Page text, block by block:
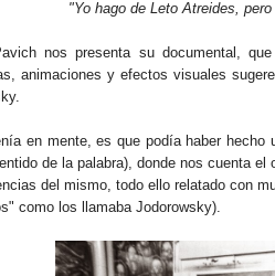
"Yo hago de Leto Atreides,
nos presenta su documental,
animaciones y efectos visuales
en mente, es que podía haber
de la palabra), donde nos cuenta
del mismo, todo ello relatado con
como los llamaba Jodorowsky).